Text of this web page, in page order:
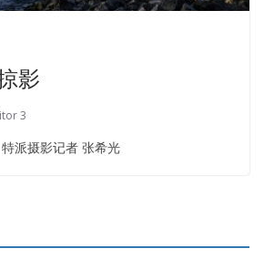
影
3
特派摄影记者 张希光